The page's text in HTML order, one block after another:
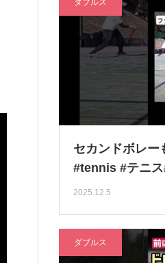
ダブルス
セカンドボレー
#tennis #テニ
2025.12.5
ダブルス